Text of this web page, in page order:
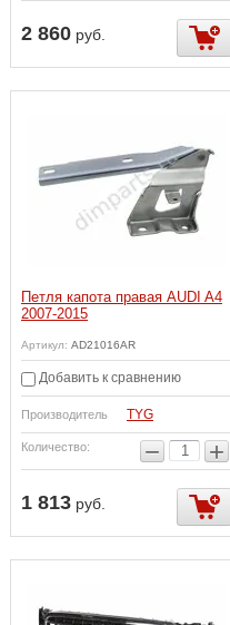
2 860 руб.
Петля капота правая AUDI A4
2007-2015
Артикул: AD21016AR
Добавить к сравнению
Производитель TYG
Количество: − +
1 813 руб.